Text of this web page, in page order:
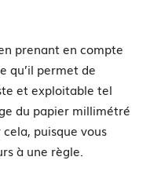
prenant en compte
qu’il permet de
et exploitable tel
du papier millimétré
puisque vous
à une règle.